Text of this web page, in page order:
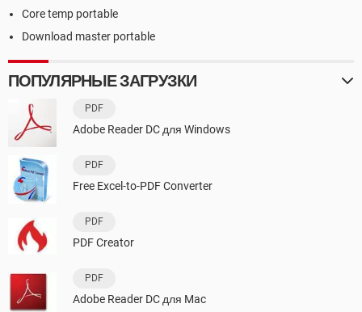
Core temp portable
Download master portable
ПОПУЛЯРНЫЕ ЗАГРУЗКИ
PDF
Adobe Reader DC для Windows
PDF
Free Excel-to-PDF Converter
PDF
PDF Creator
PDF
Adobe Reader DC для Mac